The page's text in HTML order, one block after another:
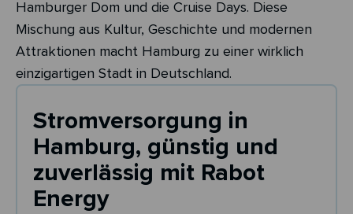
Hamburger Dom und die Cruise Days. Diese
Mischung aus Kultur, Geschichte und modernen
Attraktionen macht Hamburg zu einer wirklich
einzigartigen Stadt in Deutschland.
Stromversorgung in
Hamburg, günstig und
zuverlässig mit Rabot
Energy